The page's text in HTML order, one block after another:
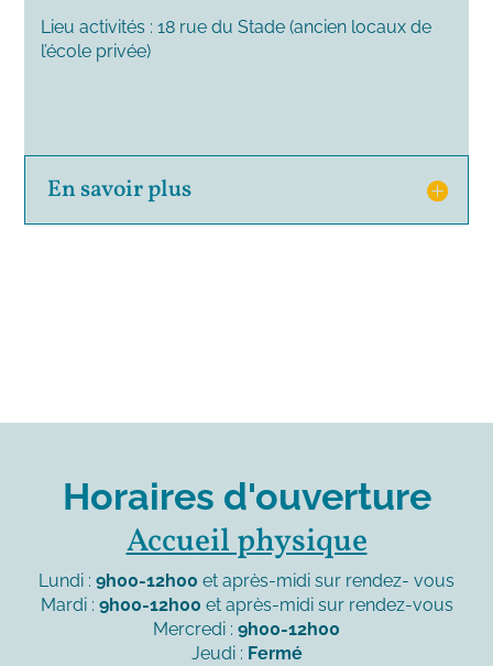
Lieu activités : 18 rue du Stade (ancien locaux de
l’école privée)
En savoir plus
Horaires d'ouverture
Accueil physique
Lundi : 9h00-12h00 et après-midi sur rendez- vous
Mardi : 9h00-12h00 et après-midi sur rendez-vous
Mercredi : 9h00-12h00
Jeudi : Fermé